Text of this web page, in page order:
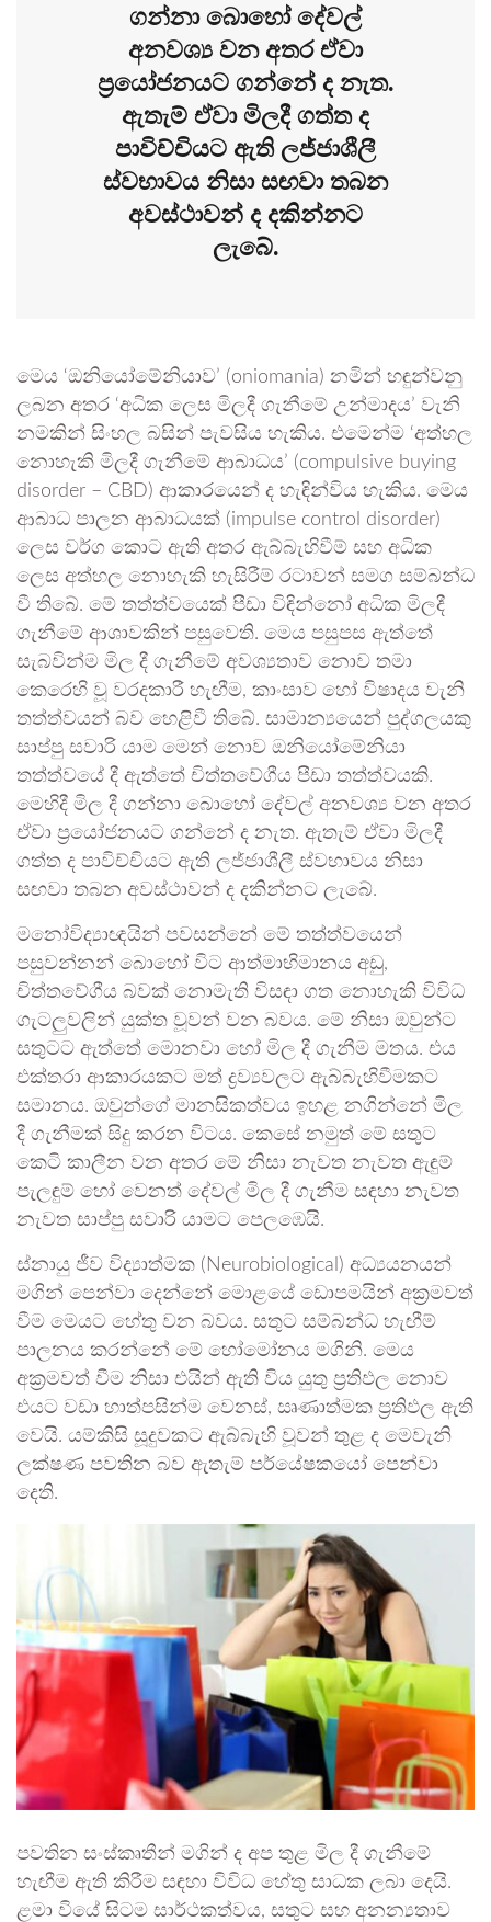
ගන්නා බොහෝ දේවල්
අනවශ්‍ය වන අතර ඒවා
ප්‍රයෝජනයට ගන්නේ ද නැත.
ඇතැම් ඒවා මිලදී ගත්ත ද
පාවිච්චියට ඇති ලජ්ජාශීලී
ස්වභාවය නිසා සඟවා තබන
අවස්ථාවන් ද දකින්නට
ලැබේ.
මෙය ‘ඔනියෝමේනියාව’ (oniomania) නමින් හඳුන්වනු
ලබන අතර ‘අධික ලෙස මිලදී ගැනීමේ උන්මාදය’ වැනි
නමකින් සිංහල බසින් පැවසිය හැකිය. එමෙන්ම ‘අත්හල
නොහැකි මිලදී ගැනීමේ ආබාධය’ (compulsive buying
disorder – CBD) ආකාරයෙන් ද හැඳින්විය හැකිය. මෙය
ආබාධ පාලන ආබාධයක් (impulse control disorder)
ලෙස වර්ග කොට ඇති අතර ඇබ්බැහිවීම් සහ අධික
ලෙස අත්හල නොහැකි හැසිරීම් රටාවන් සමග සම්බන්ධ
වී තිබේ. මේ තත්ත්වයෙක් පීඩා විඳින්නෝ අධික මිලදී
ගැනීමේ ආශාවකින් පසුවෙති. මෙය පසුපස ඇත්තේ
සැබවින්ම මිල දී ගැනීමේ අවශ්‍යතාව නොව තමා
කෙරෙහි වූ වරදකාරී හැඟීම, කාංසාව හෝ විෂාදය වැනි
තත්ත්වයන් බව හෙළිවී තිබේ. සාමාන්‍යයෙන් පුද්ගලයකු
සාප්පු සවාරි යාම මෙන් නොව ඔනියෝමේනියා
තත්ත්වයේ දී ඇත්තේ චිත්තවේගීය පීඩා තත්ත්වයකි.
මෙහිදී මිල දී ගන්නා බොහෝ දේවල් අනවශ්‍ය වන අතර
ඒවා ප්‍රයෝජනයට ගන්නේ ද නැත. ඇතැම් ඒවා මිලදී
ගත්ත ද පාවිච්චියට ඇති ලජ්ජාශීලී ස්වභාවය නිසා
සඟවා තබන අවස්ථාවන් ද දකින්නට ලැබේ.
මනෝවිද්‍යාඥයින් පවසන්නේ මේ තත්ත්වයෙන්
පසුවන්නන් බොහෝ විට ආත්මාභිමානය අඩු,
චිත්තවේගීය බවක් නොමැති විසඳා ගත නොහැකි විවිධ
ගැටලුවලින් යුක්ත වූවන් වන බවය. මේ නිසා ඔවුන්ට
සතුටට ඇත්තේ මොනවා හෝ මිල දී ගැනීම මතය. එය
එක්තරා ආකාරයකට මත් ද්‍රව්‍යවලට ඇබ්බැහිවීමකට
සමානය. ඔවුන්ගේ මානසිකත්වය ඉහළ නගින්නේ මිල
දී ගැනීමක් සිදු කරන විටය. කෙසේ නමුත් මේ සතුට
කෙටි කාලීන වන අතර මේ නිසා නැවත නැවත ඇඳුම්
පැලඳුම් හෝ වෙනත් දේවල් මිල දී ගැනීම සඳහා නැවත
නැවත සාප්පු සවාරි යාමට පෙලඹෙයි.
ස්නායු ජීව විද්‍යාත්මක (Neurobiological) අධ්‍යයනයන්
මගින් පෙන්වා දෙන්නේ මොළයේ ඩොපමයින් අක්‍රමවත්
වීම මෙයට හේතු වන බවය. සතුට සම්බන්ධ හැඟීම්
පාලනය කරන්නේ මේ හෝමෝනය මගිනි. මෙය
අක්‍රමවත් වීම නිසා එයින් ඇති විය යුතු ප්‍රතිඵල නොව
එයට වඩා හාත්පසින්ම වෙනස්, ඍණාත්මක ප්‍රතිඵල ඇති
වෙයි. යම්කිසි සූදුවකට ඇබ්බැහි වූවන් තුළ ද මෙවැනි
ලක්ෂණ පවතින බව ඇතැම් පර්යේෂකයෝ පෙන්වා
දෙති.
පවතින සංස්කෘතීන් මගින් ද අප තුළ මිල දී ගැනීමේ
හැඟීම ඇති කිරීම සඳහා විවිධ හේතු සාධක ලබා දෙයි.
ළමා වියේ සිටම සාර්ථකත්වය, සතුට සහ අනන්‍යතාව